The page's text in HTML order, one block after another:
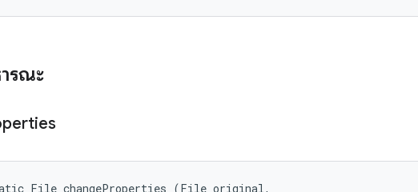
รณะ
File changeProperties (File original,